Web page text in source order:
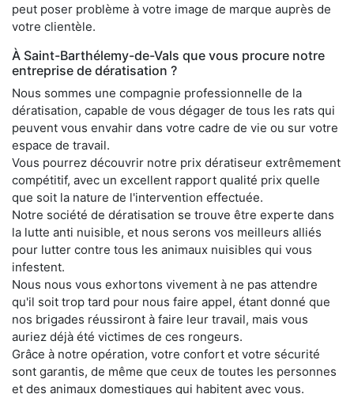
peut poser problème à votre image de marque auprès de
votre clientèle.
À Saint-Barthélemy-de-Vals que vous procure notre
entreprise de dératisation ?
Nous sommes une compagnie professionnelle de la
dératisation, capable de vous dégager de tous les rats qui
peuvent vous envahir dans votre cadre de vie ou sur votre
espace de travail.
Vous pourrez découvrir notre prix dératiseur extrêmement
compétitif, avec un excellent rapport qualité prix quelle
que soit la nature de l'intervention effectuée.
Notre société de dératisation se trouve être experte dans
la lutte anti nuisible, et nous serons vos meilleurs alliés
pour lutter contre tous les animaux nuisibles qui vous
infestent.
Nous nous vous exhortons vivement à ne pas attendre
qu'il soit trop tard pour nous faire appel, étant donné que
nos brigades réussiront à faire leur travail, mais vous
auriez déjà été victimes de ces rongeurs.
Grâce à notre opération, votre confort et votre sécurité
sont garantis, de même que ceux de toutes les personnes
et des animaux domestiques qui habitent avec vous.